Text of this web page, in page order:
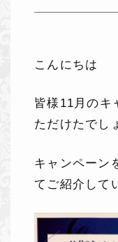
こんにちは
皆様 11 月のキ
ただけたでし
キャンペーン
てご紹介して